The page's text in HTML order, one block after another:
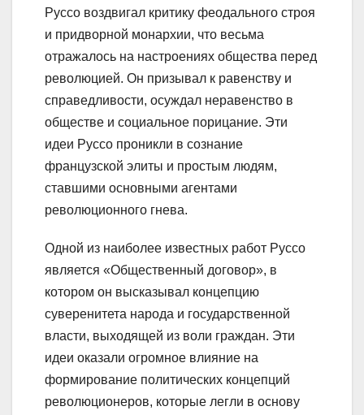
Руссо воздвигал критику феодального строя
и придворной монархии, что весьма
отражалось на настроениях общества перед
революцией. Он призывал к равенству и
справедливости, осуждал неравенство в
обществе и социальное порицание. Эти
идеи Руссо проникли в сознание
французской элиты и простым людям,
ставшими основными агентами
революционного гнева.
Одной из наиболее известных работ Руссо
является «Общественный договор», в
котором он высказывал концепцию
суверенитета народа и государственной
власти, выходящей из воли граждан. Эти
идеи оказали огромное влияние на
формирование политических концепций
революционеров, которые легли в основу